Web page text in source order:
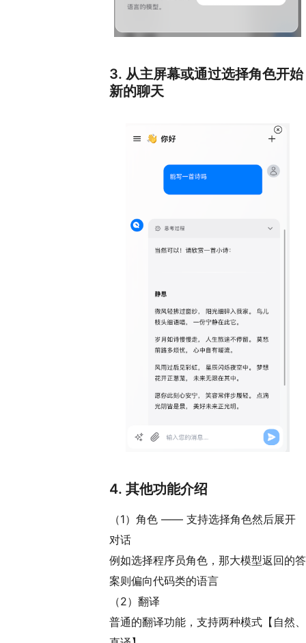
3. 从主屏幕或通过选择角色开始
新的聊天
4. 其他功能介绍
（1）角色 —— 支持选择角色然后展开
对话
例如选择程序员角色，那大模型返回的答
案则偏向代码类的语言
（2）翻译
普通的翻译功能，支持两种模式【自然、